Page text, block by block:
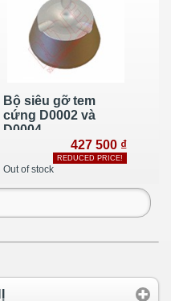
Bộ siêu gỡ tem
cứng D0002 và
D0004
427 500 ₫
REDUCED PRICE!
Out of stock